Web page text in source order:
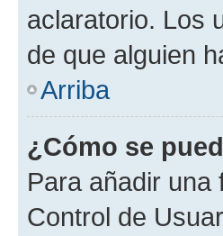
aclaratorio. Los
de que alguien
Arriba
¿Cómo se
Para añadir una
Control de